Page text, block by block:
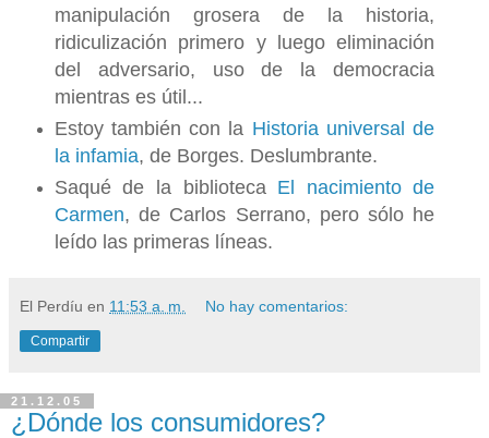
manipulación grosera de la historia,
ridiculización primero y luego eliminación
del adversario, uso de la democracia
mientras es útil...
Estoy también con la Historia universal de
la infamia, de Borges. Deslumbrante.
Saqué de la biblioteca El nacimiento de
Carmen, de Carlos Serrano, pero sólo he
leído las primeras líneas.
El Perdíu en 11:53 a. m. No hay comentarios:
Compartir
21.12.05
¿Dónde los consumidores?